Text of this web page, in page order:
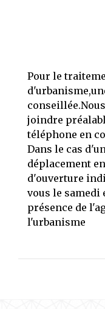
Pour le
joindre
téléphone en
Dans le cas
déplacement
d'ouverture
vous le samedi
présence de
l'urbanisme